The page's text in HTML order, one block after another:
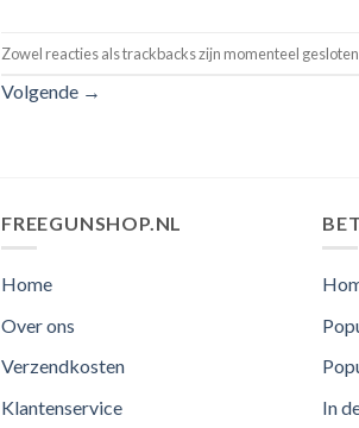
Zowel reacties als trackbacks zijn momenteel
Volgende →
FREEGUNSHOP.NL
Home
Over ons
Verzendkosten
Klantenservice
In